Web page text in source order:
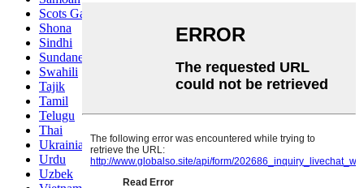
Scots Gaelic
Shona
Sindhi
Sundanese
Swahili
Tajik
Tamil
Telugu
Thai
Ukrainian
Urdu
Uzbek